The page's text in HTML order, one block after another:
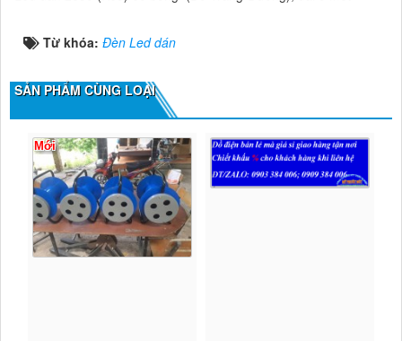
Từ khóa: Đèn Led dán
SẢN PHẨM CÙNG LOẠI
Mới